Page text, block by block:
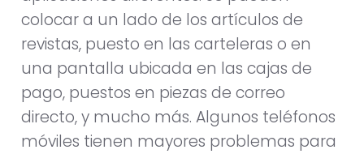
colocar a un lado de los artículos de
revistas, puesto en las carteleras o en
una pantalla ubicada en las cajas de
pago, puestos en piezas de correo
directo, y mucho más. Algunos teléfonos
móviles tienen mayores problemas para